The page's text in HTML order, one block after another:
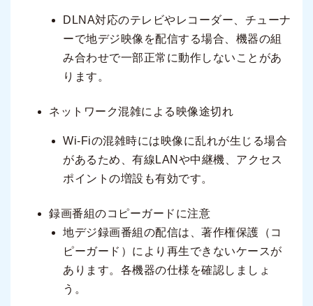
DLNA対応のテレビやレコーダー、チューナ
ーで地デジ映像を配信する場合、機器の組
み合わせで一部正常に動作しないことがあ
ります。
ネットワーク混雑による映像途切れ
Wi-Fiの混雑時には映像に乱れが生じる場合
があるため、有線LANや中継機、アクセス
ポイントの増設も有効です。
録画番組のコピーガードに注意
地デジ録画番組の配信は、著作権保護（コ
ピーガード）により再生できないケースが
あります。各機器の仕様を確認しましょ
う。